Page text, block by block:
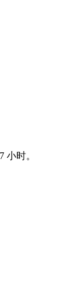
小时。